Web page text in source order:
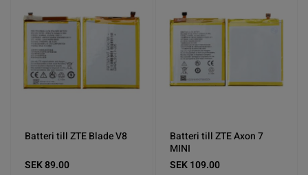
Batteri till ZTE Blade V8
SEK 89.00
Batteri till ZTE Axon 7
MINI
SEK 109.00